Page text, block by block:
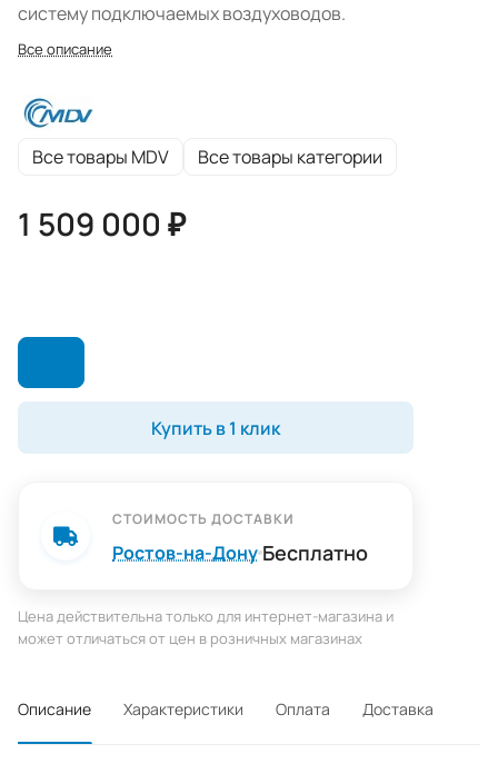
систему подключаемых воздуховодов.
Все описание
Все товары MDV Все товары категории
1 509 000 ₽
Купить в 1 клик
СТОИМОСТЬ ДОСТАВКИ
Ростов-на-Дону Бесплатно
Цена действительна только для интернет-магазина и
может отличаться от цен в розничных магазинах
Описание Характеристики Оплата Доставка